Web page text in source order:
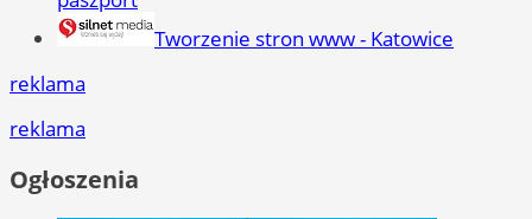
Tworzenie stron www - Katowice
reklama
reklama
Ogłoszenia